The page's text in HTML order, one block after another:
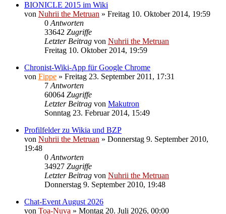
BIONICLE 2015 im Wiki
von Nuhrii the Metruan » Freitag 10. Oktober 2014, 19:59
0 Antworten
33642 Zugriffe
Letzter Beitrag von Nuhrii the Metruan
Freitag 10. Oktober 2014, 19:59
Chronist-Wiki-App für Google Chrome
von Fippe » Freitag 23. September 2011, 17:31
7 Antworten
60064 Zugriffe
Letzter Beitrag von Makutron
Sonntag 23. Februar 2014, 15:49
Profilfelder zu Wikia und BZP
von Nuhrii the Metruan » Donnerstag 9. September 2010,
19:48
0 Antworten
34927 Zugriffe
Letzter Beitrag von Nuhrii the Metruan
Donnerstag 9. September 2010, 19:48
Chat-Event August 2026
von Toa-Nuva » Montag 20. Juli 2026, 00:00